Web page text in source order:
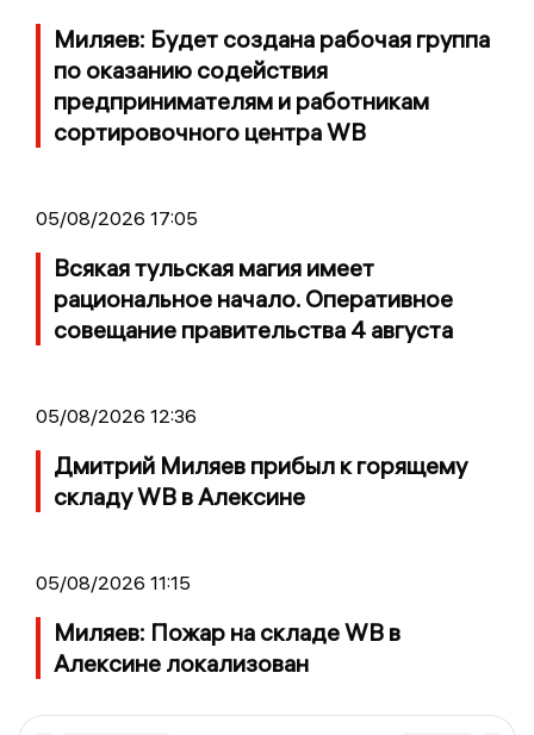
Миляев: Будет создана рабочая группа
по оказанию содействия
предпринимателям и работникам
сортировочного центра WB
05/08/2026 17:05
Всякая тульская магия имеет
рациональное начало. Оперативное
совещание правительства 4 августа
05/08/2026 12:36
Дмитрий Миляев прибыл к горящему
складу WB в Алексине
05/08/2026 11:15
Миляев: Пожар на складе WB в
Алексине локализован